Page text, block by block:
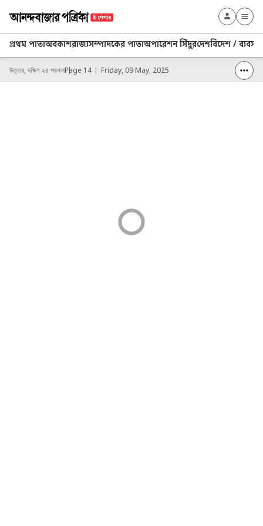
প্রথম পাতাঅবকাশরাজ্যসম্পাদকের পাতাঅপারেশন সিঁদুরদেশবিদেশ / ব্যবসা
উত্তর, দক্ষিণ ২৪ পরগনাPage 14 Friday, 09 May, 2025